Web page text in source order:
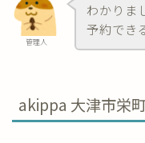
管理人
わかりま
予約でき
akippa 大津市栄